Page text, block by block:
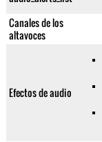
Canales de los
altavoces
Efectos de audio